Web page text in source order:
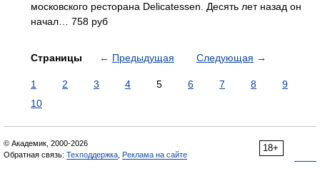
московского ресторана Delicatessen. Десять лет назад он
начал… 758 руб
Страницы ← Предыдущая Следующая →
1 2 3 4 5 6 7 8
9
10
18+
© Академик, 2000-2026
Обратная связь: Техподдержка Реклама на сайте